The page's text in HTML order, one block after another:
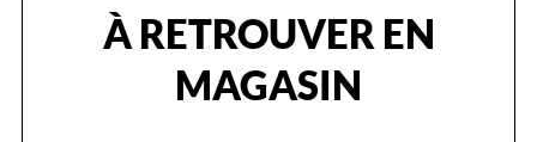
À RETROUVER EN
MAGASIN